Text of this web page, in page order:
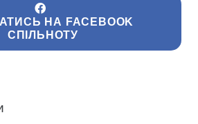
НА FACEBOOK
СПІЛЬНОТУ